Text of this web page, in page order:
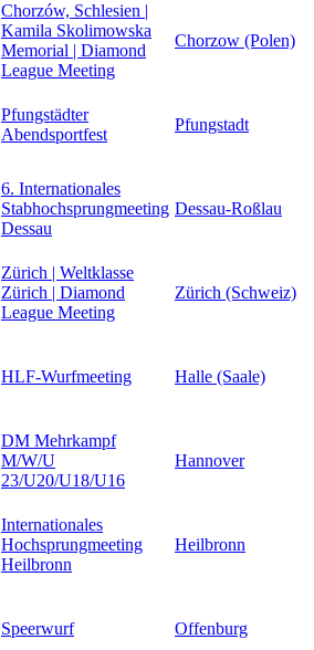
Chorzów, Schlesien |
Kamila Skolimowska
Memorial | Diamond
League Meeting
Chorzow (Polen)
Pfungstädter
Abendsportfest
Pfungstadt
6. Internationales
Stabhochsprungmeeting
Dessau
Dessau-Roßlau
Zürich | Weltklasse
Zürich | Diamond
League Meeting
Zürich (Schweiz)
HLF-Wurfmeeting Halle (Saale)
DM Mehrkampf
M/W/U
23/U20/U18/U16
Hannover
Internationales
Hochsprungmeeting
Heilbronn
Heilbronn
Speerwurf Offenburg